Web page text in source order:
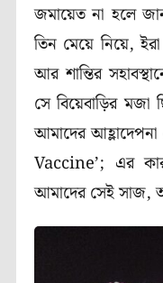
জমায়েত না হলে
তিন মেয়ে নিয়ে,
আর শান্তির
সে বিয়েবাড়ির মজা
আমাদের
Vaccine’; এর
আমাদের সেই সাজ,